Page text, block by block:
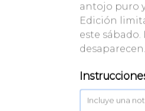
antojo puro
Edición
este sábado.
desaparecen.